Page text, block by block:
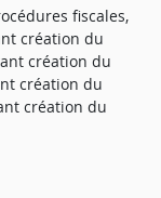
fiscales,
création du
création du
création du
création du